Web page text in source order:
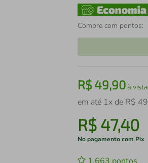
Compre com pontos:
R$49,90à vista
em até 1x de R$ 49
R$ 47,40
No pagamento com Pix